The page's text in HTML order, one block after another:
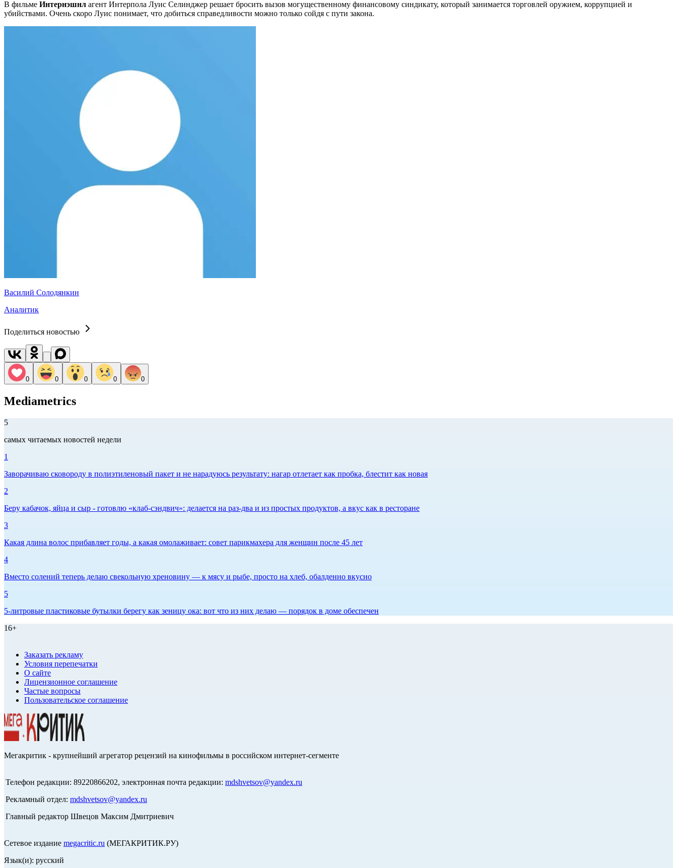
В фильме Интернэшнл агент Интерпола Луис Селинджер решает бросить вызов могущественному финансовому синдикату, который занимается торговлей оружием, коррупцией и
убийствами. Очень скоро Луис понимает, что добиться справедливости можно только сойдя с пути закона.
Василий Солодянкин
Аналитик
Поделиться новостью
0 0 0 0 0
Mediametrics
5
самых читаемых новостей недели
1
Заворачиваю сковороду в полиэтиленовый пакет и не нарадуюсь результату: нагар отлетает как пробка, блестит как новая
2
Беру кабачок, яйца и сыр - готовлю «клаб-сэндвич»: делается на раз-два и из простых продуктов, а вкус как в ресторане
3
Какая длина волос прибавляет годы, а какая омолаживает: совет парикмахера для женщин после 45 лет
4
Вместо солений теперь делаю свекольную хреновину — к мясу и рыбе, просто на хлеб, обалденно вкусно
5
5-литровые пластиковые бутылки берегу как зеницу ока: вот что из них делаю — порядок в доме обеспечен
16+
Заказать рекламу
Условия перепечатки
О сайте
Лицензионное соглашение
Частые вопросы
Пользовательское соглашение
Мегакритик - крупнейший агрегатор рецензий на кинофильмы в российском интернет-сегменте
Телефон редакции: 89220866202, электронная почта редакции: mdshvetsov@yandex.ru
Рекламный отдел: mdshvetsov@yandex.ru
Главный редактор Швецов Максим Дмитриевич
Сетевое издание megacritic.ru (МЕГАКРИТИК.РУ)
Язык(и): русский